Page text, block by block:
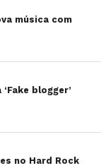
música com
blogger’
no Hard Rock